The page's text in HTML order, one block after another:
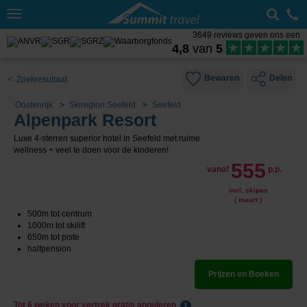
Toggle
3649 reviews geven ons een
4,8 van 5
< Zoekresultaat Bewaren Delen
Oostenrijk Skiregion Seefeld Seefeld
Alpenpark Resort
Luxe 4-sterren superior hotel in Seefeld met ruime
wellness + veel te doen voor de kinderen!
vanaf 555 p.p.
incl. skipas
( maart )
500m tot centrum
1000m tot skilift
650m tot piste
halfpension
Prijzen en Boeken
Tot 6 weken voor vertrek gratis annuleren